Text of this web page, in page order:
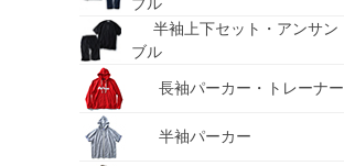
半袖上下セット・アンサン
ブル
長袖パーカー・トレーナー
半袖パーカー